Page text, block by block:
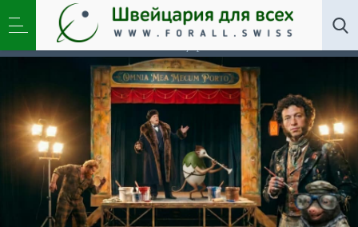
Искусство »
Новости эмигрантской и швейцарской
культуры, русский язык за границей. Творческий
человек в Швейцарии – кто он.